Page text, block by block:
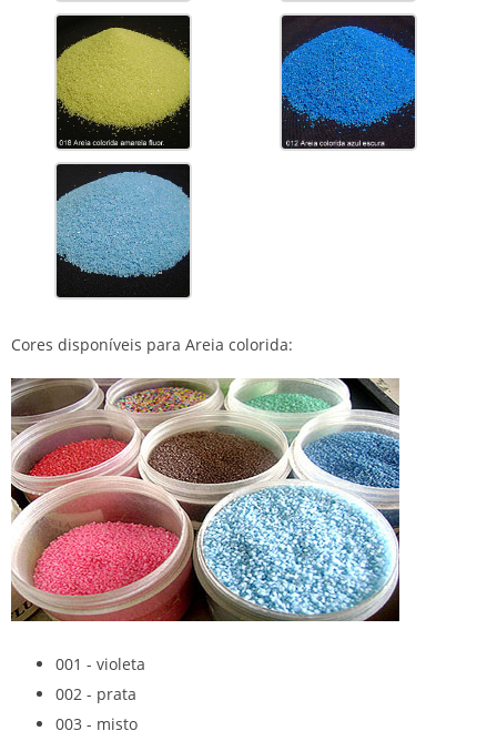
Cores disponíveis para Areia colorida:
001 - violeta
002 - prata
003 - misto